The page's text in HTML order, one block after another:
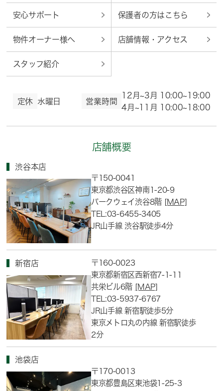
安心サポート 保護者の方はこちら
物件オーナー様へ 店舗情報・アクセス
スタッフ紹介
定休 水曜日 営業時間
12月~3月 10:00~19:00
4月~11月 10:00~18:00
店舗概要
渋谷本店
〒150-0041
東京都渋谷区神南1-20-9
パークウェイ渋谷8階 [MAP]
TEL:03-6455-3405
JR山手線 渋谷駅徒歩4分
新宿店
〒160-0023
東京都新宿区西新宿7-1-11
共栄ビル6階 [MAP]
TEL:03-5937-6767
JR山手線 新宿駅徒歩5分
東京メトロ丸の内線 新宿駅徒歩
2分
池袋店
〒170-0013
東京都豊島区東池袋1-25-3